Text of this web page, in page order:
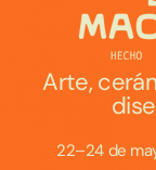
Arte,
22–24 de